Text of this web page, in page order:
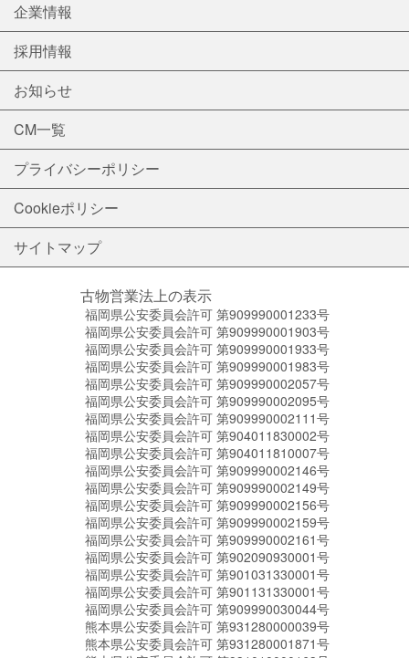
企業情報
採用情報
お知らせ
CM一覧
プライバシーポリシー
Cookieポリシー
サイトマップ
古物営業法上の表示
福岡県公安委員会許可 第909990001233号
福岡県公安委員会許可 第909990001903号
福岡県公安委員会許可 第909990001933号
福岡県公安委員会許可 第909990001983号
福岡県公安委員会許可 第909990002057号
福岡県公安委員会許可 第909990002095号
福岡県公安委員会許可 第909990002111号
福岡県公安委員会許可 第904011830002号
福岡県公安委員会許可 第904011810007号
福岡県公安委員会許可 第909990002146号
福岡県公安委員会許可 第909990002149号
福岡県公安委員会許可 第909990002156号
福岡県公安委員会許可 第909990002159号
福岡県公安委員会許可 第909990002161号
福岡県公安委員会許可 第902090930001号
福岡県公安委員会許可 第901031330001号
福岡県公安委員会許可 第901131330001号
福岡県公安委員会許可 第909990030044号
熊本県公安委員会許可 第931280000039号
熊本県公安委員会許可 第931280001871号